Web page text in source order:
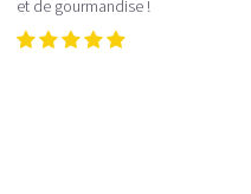
et de gourmandise !